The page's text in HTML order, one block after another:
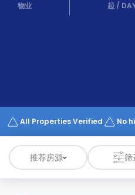
Partner
Works
物业 起 /
All Properties Verified No
推荐房源 筛